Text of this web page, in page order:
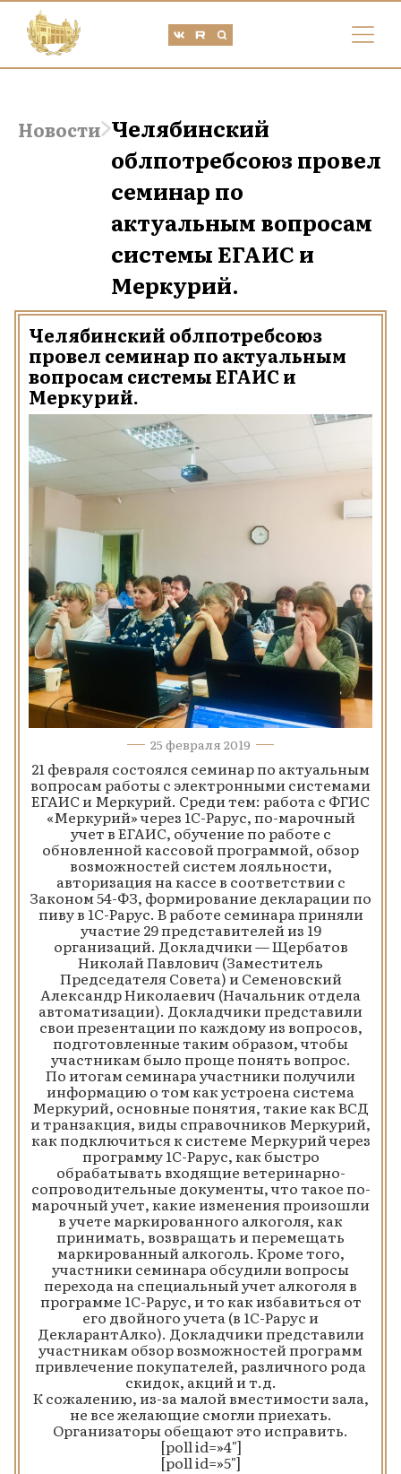
Новости Челябинский
облпотребсоюз провел
семинар по
актуальным вопросам
системы ЕГАИС и
Меркурий.
Челябинский облпотребсоюз
провел семинар по актуальным
вопросам системы ЕГАИС и
Меркурий.
25 февраля 2019
21 февраля состоялся семинар по актуальным
вопросам работы с электронными системами
ЕГАИС и Меркурий. Среди тем: работа с ФГИС
«Меркурий» через 1С-Рарус, по-марочный
учет в ЕГАИС, обучение по работе с
обновленной кассовой программой, обзор
возможностей систем лояльности,
авторизация на кассе в соответствии с
Законом 54-ФЗ, формирование декларации по
пиву в 1С-Рарус. В работе семинара приняли
участие 29 представителей из 19
организаций. Докладчики — Щербатов
Николай Павлович (Заместитель
Председателя Совета) и Семеновский
Александр Николаевич (Начальник отдела
автоматизации). Докладчики представили
свои презентации по каждому из вопросов,
подготовленные таким образом, чтобы
участникам было проще понять вопрос.
По итогам семинара участники получили
информацию о том как устроена система
Меркурий, основные понятия, такие как ВСД
и транзакция, виды справочников Меркурий,
как подключиться к системе Меркурий через
программу 1С-Рарус, как быстро
обрабатывать входящие ветеринарно-
сопроводительные документы, что такое по-
марочный учет, какие изменения произошли
в учете маркированного алкоголя, как
принимать, возвращать и перемещать
маркированный алкоголь. Кроме того,
участники семинара обсудили вопросы
перехода на специальный учет алкоголя в
программе 1С-Рарус, и то как избавиться от
его двойного учета (в 1С-Рарус и
ДекларантАлко). Докладчики представили
участникам обзор возможностей программ
привлечение покупателей, различного рода
скидок, акций и т.д.
К сожалению, из-за малой вместимости зала,
не все желающие смогли приехать.
Организаторы обещают это исправить.
[poll id=»4″]
[poll id=»5″]